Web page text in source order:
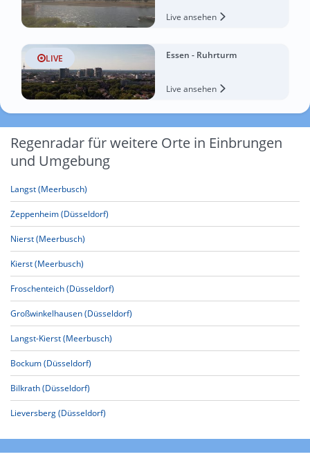
Live ansehen
LIVE Essen - Ruhrturm
Live ansehen
Regenradar für weitere Orte in Einbrungen
und Umgebung
Langst (Meerbusch)
Zeppenheim (Düsseldorf)
Nierst (Meerbusch)
Kierst (Meerbusch)
Froschenteich (Düsseldorf)
Großwinkelhausen (Düsseldorf)
Langst-Kierst (Meerbusch)
Bockum (Düsseldorf)
Bilkrath (Düsseldorf)
Lieversberg (Düsseldorf)